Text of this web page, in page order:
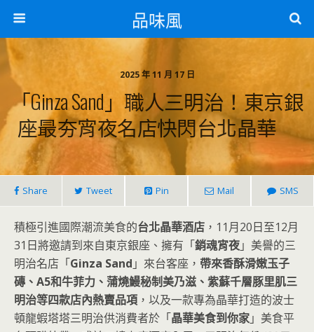
品味風
2025 年 11 月 17 日
「Ginza Sand」職人三明治！東京銀
座最夯宵夜名店快閃台北晶華
Share Tweet Pin Mail SMS
積極引進國際潮流美食的台北晶華酒店 ，11月20日至12月
31日將邀請到來自東京銀座、擁有「銷魂宵夜」美譽的三
明治名店「Ginza Sand 」來台客座， 帶來香酥滑嫩玉子
磚、A5和牛菲力、蒲燒鰻秘制美乃滋、紫蘇千層豚里肌三
明治等四款店內熱賣品項 ，以及一款專為晶華打造的波士
頓龍蝦塔塔三明治供消費者於「晶華美食到你家」美食平